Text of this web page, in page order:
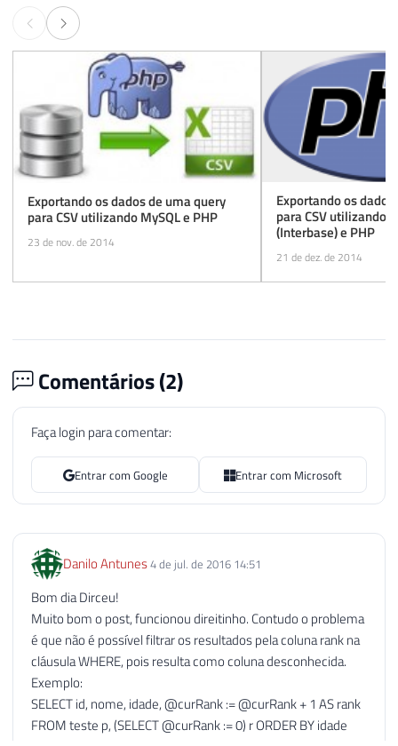
Exportando os dados de uma query
para CSV utilizando MySQL e PHP
23 de nov. de 2014
Exportando os
para CSV utilizando
(Interbase) e PHP
21 de dez. de 2014
Comentários (2)
Faça login para comentar:
Entrar com Google Entrar com Microsoft
Danilo Antunes4 de jul. de 2016 14:51
Bom dia Dirceu!
Muito bom o post, funcionou direitinho. Contudo o problema
é que não é possível filtrar os resultados pela coluna rank na
cláusula WHERE, pois resulta como coluna desconhecida.
Exemplo:
SELECT id, nome, idade, @curRank := @curRank + 1 AS rank
FROM teste p, (SELECT @curRank := 0) r ORDER BY idade